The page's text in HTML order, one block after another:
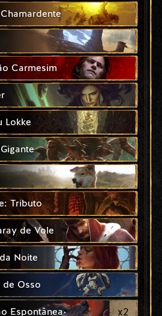
Carmesim
Lokke
Tributo
de Vole
Noite
de Osso
Espontânea x2